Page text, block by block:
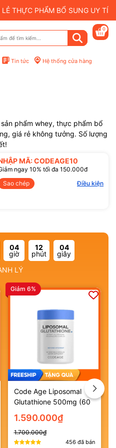
THỰC PHẨM BỔ SUNG UY
Tin tức Hệ thống cửa hàng
0
phẩm whey, thực phẩm bổ
giá rẻ không tưởng. Số lượng
MÃ: CODEAGE10
ngay 10% tối đa 150.000đ
Sao chép
Điều kiện
04
giờ
12
phút
04
giây
LÝ
Giảm 6%
Code Age Liposomal
Glutathione 500mg (60
viên)
1.590.000₫
1.700.000₫
456 đã bán